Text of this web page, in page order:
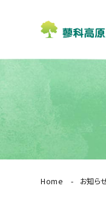
Home お知ら